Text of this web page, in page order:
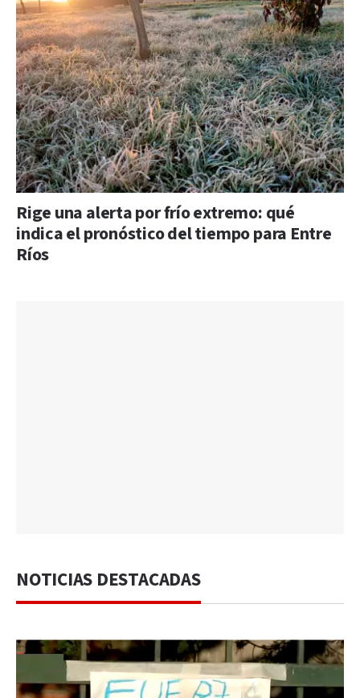
Rige una alerta por frío extremo: qué
indica el pronóstico del tiempo para Entre
Ríos
NOTICIAS DESTACADAS